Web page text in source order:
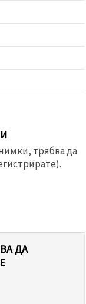
трябва да
ДА